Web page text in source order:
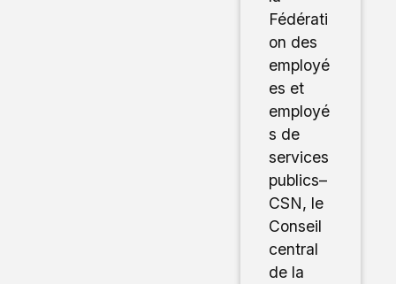
Fédérati
on des
employé
es et
employé
s de
services
publics–
CSN, le
Conseil
central
de la